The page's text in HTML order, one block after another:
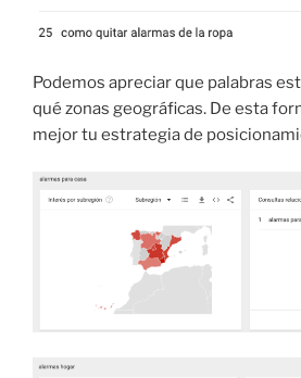
Podemos apreciar que palabras
qué zonas geográficas. De esta
mejor tu estrategia de